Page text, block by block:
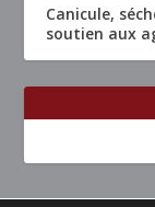
Canicule,
soutien aux